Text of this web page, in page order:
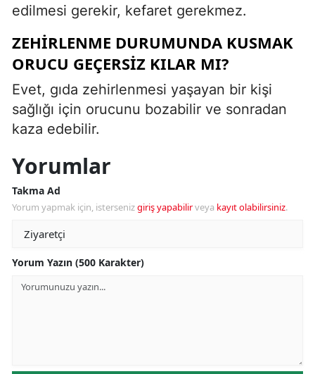
edilmesi gerekir, kefaret gerekmez.
ZEHIRLENME DURUMUNDA KUSMAK
ORUCU GEÇERSIZ KILAR MI?
Evet, gıda zehirlenmesi yaşayan bir kişi
sağlığı için orucunu bozabilir ve sonradan
kaza edebilir.
Yorumlar
Takma Ad
Yorum yapmak için, istersenizgiriş yapabilirveya kayıt olabilirsiniz.
Yorum Yazın (500 Karakter)